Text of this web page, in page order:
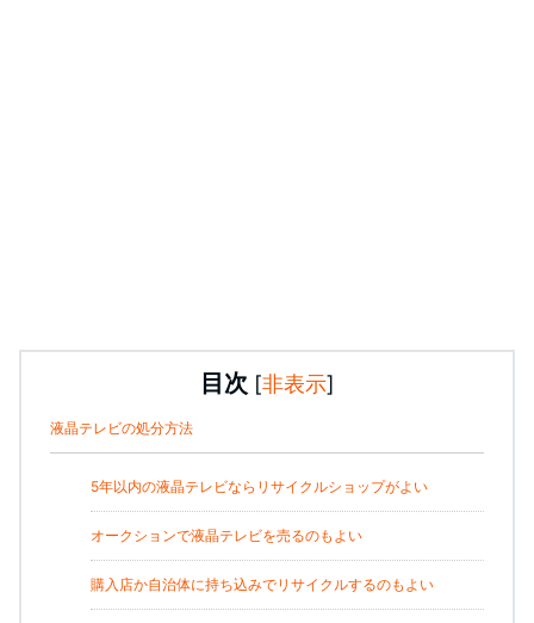
目次 [非表示]
液晶テレビの処分方法
5年以内の液晶テレビならリサイクルショップがよい
オークションで液晶テレビを売るのもよい
購入店か自治体に持ち込みでリサイクルするのもよい